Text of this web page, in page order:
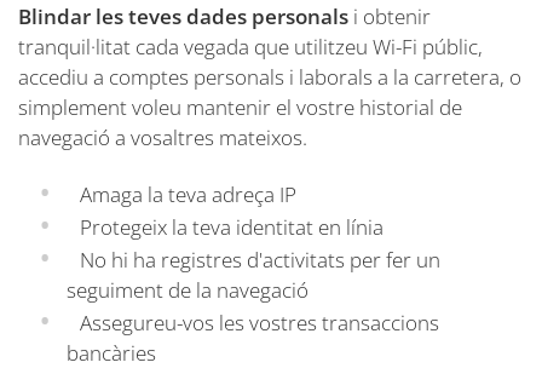
Blindar les teves dades personals i obtenir
tranquil·litat cada vegada que utilitzeu Wi-Fi públic,
accediu a comptes personals i laborals a la carretera, o
simplement voleu mantenir el vostre historial de
navegació a vosaltres mateixos.
Amaga la teva adreça IP
Protegeix la teva identitat en línia
No hi ha registres d'activitats per fer un
seguiment de la navegació
Assegureu-vos les vostres transaccions
bancàries